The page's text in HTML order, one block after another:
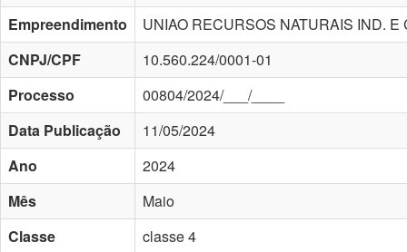
Empreendimento
UNIAO RECURSOS NATURAIS IND.
CNPJ/CPF
10.560.224/0001-01
Processo
00804/2024/___/____
Data Publicação
11/05/2024
Ano
2024
Mês
Maio
Classe
classe 4